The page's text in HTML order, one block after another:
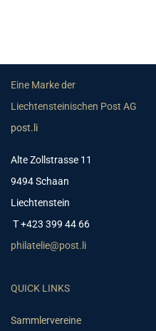
Eine Marke der
Liechtensteinischen Post AG
post.li
Alte Zollstrasse 11
9494 Schaan
Liechtenstein
T +423 399 44 66
philatelie@post.li
QUICK LINKS
Sammlervereine